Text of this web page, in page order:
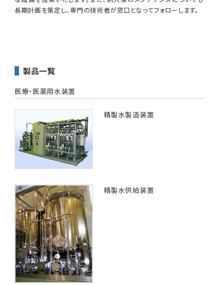
長期計画を策定し、専門の技術者が窓口となってフォローします。
製品一覧
医療・医薬用水装置
精製水製造装置
精製水供給装置